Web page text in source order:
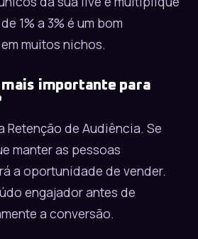
1% a 3% é um bom
muitos nichos.
importante para
Retenção de Audiência. Se
manter as pessoas
a oportunidade de vender.
engajador antes de
a conversão.